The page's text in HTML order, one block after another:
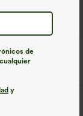
de
y